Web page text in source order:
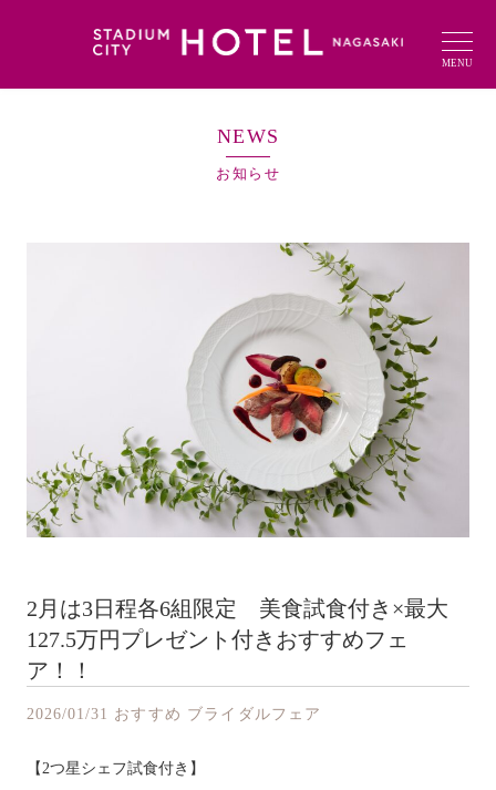
MENU
NEWS
お知らせ
2月は3日程各6組限定 美食試食付き×最大
127.5万円プレゼント付きおすすめフェ
ア！！
2026/01/31 おすすめ ブライダルフェア
【2つ星シェフ試食付き】